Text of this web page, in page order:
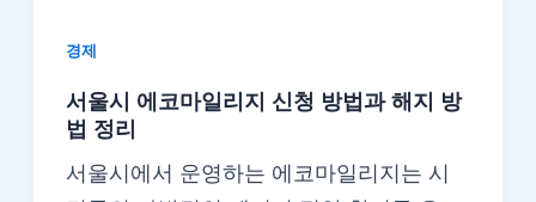
경제
서울시 에코마일리지 신청 방법과 해지 방
법 정리
서울시에서 운영하는 에코마일리지는 시